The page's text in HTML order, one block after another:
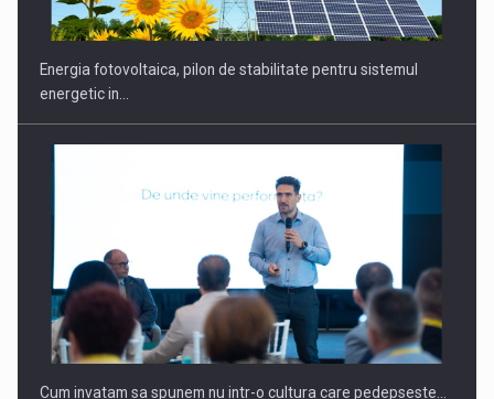
Webinar - Business Evolution-RETHINK STRATEGY-Finantare
Investitii Digitalizare
Energia fotovoltaica, pilon de stabilitate pentru sistemul
energetic in…
Cum invatam sa spunem nu intr-o cultura care pedepseste…